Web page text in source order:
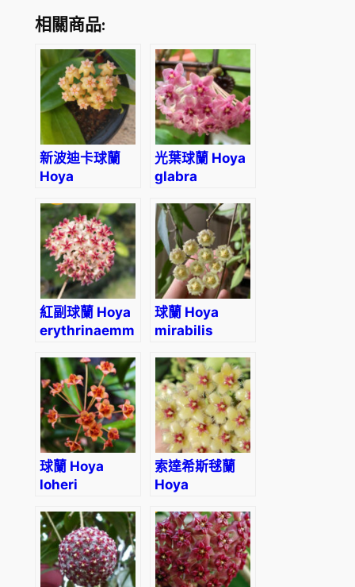
相關商品:
新波迪卡球蘭
Hoya
光葉球蘭 Hoya
glabra
紅副球蘭 Hoya
erythrinaemma
球蘭 Hoya
mirabilis
球蘭 Hoya
loheri
索達希斯毬蘭
Hoya